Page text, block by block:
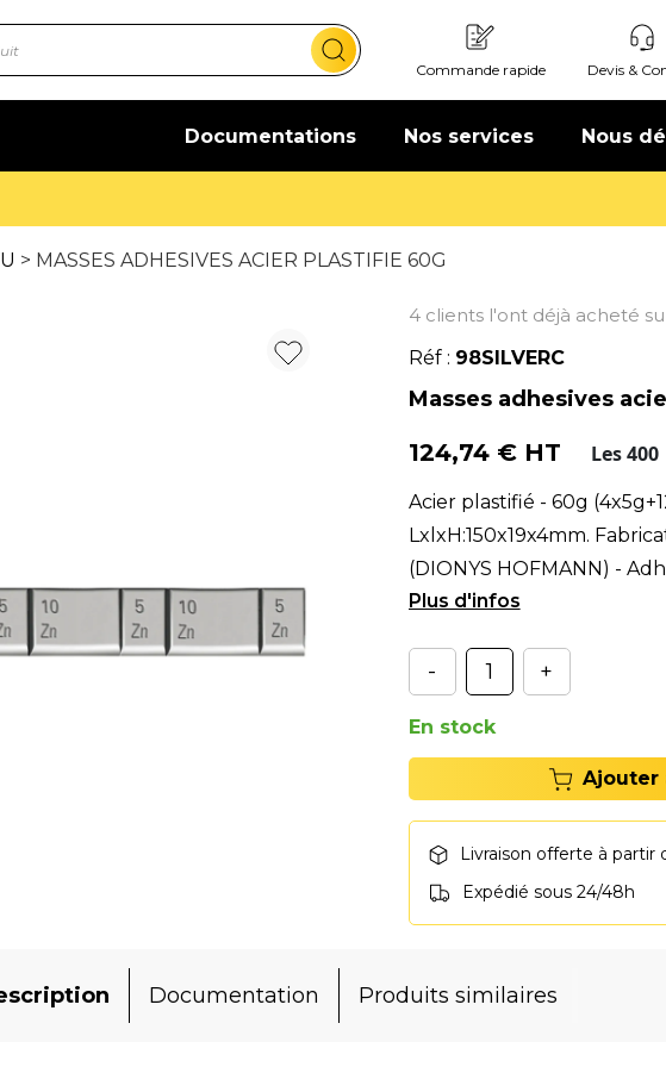
Commande rapide Devis &
Documentations Nos services Nous
> MASSES ADHESIVES ACIER PLASTIFIE 60G
4 clients l'ont déjà acheté
Réf : 98SILVERC
Masses adhesives
124,74 € HT Les 400
Acier plastifié - 60g
LxlxH:150x19x4mm.
(DIONYS HOFMANN) -
GOBAIN.
- +
En stock
Ajouter
Livraison offerte à partir
Expédié sous 24/48h
Documentation Produits similaires